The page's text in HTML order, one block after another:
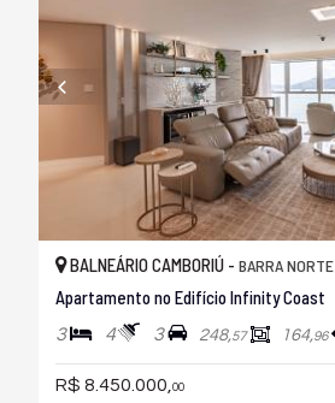
BALNEÁRIO CAMBORIÚ - BARRA NORTE
Apartamento no Edifício Infinity Coast
3 4 3 248,57 164,96
R$ 8.450.000, 00